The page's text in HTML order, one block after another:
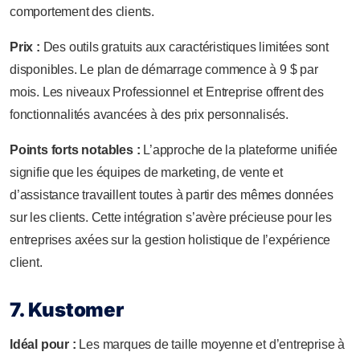
comportement des clients.
Prix : Des outils gratuits aux caractéristiques limitées sont
disponibles. Le plan de démarrage commence à 9 $ par
mois. Les niveaux Professionnel et Entreprise offrent des
fonctionnalités avancées à des prix personnalisés.
Points forts notables : L’approche de la plateforme unifiée
signifie que les équipes de marketing, de vente et
d’assistance travaillent toutes à partir des mêmes données
sur les clients. Cette intégration s’avère précieuse pour les
entreprises axées sur la gestion holistique de l’expérience
client.
7. Kustomer
Idéal pour : Les marques de taille moyenne et d’entreprise à